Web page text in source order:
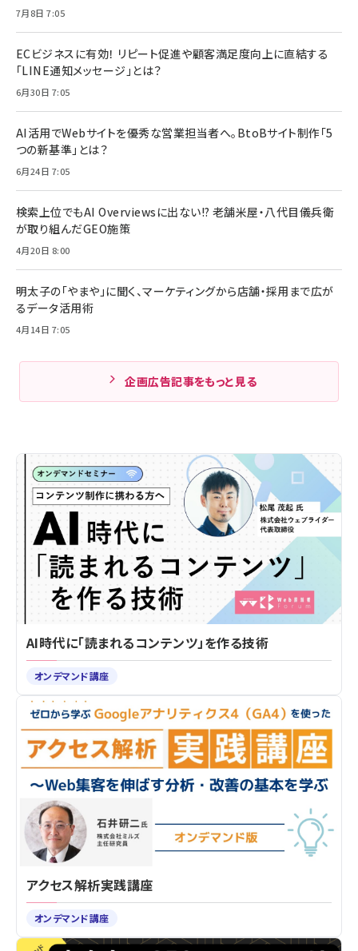
7月8日 7:05
ECビジネスに有効！ リピート促進や顧客満足度向上に直結する
「LINE通知メッセージ」とは？
6月30日 7:05
AI活用でWebサイトを優秀な営業担当者へ。BtoBサイト制作「5
つの新基準」とは？
6月24日 7:05
検索上位でもAI Overviewsに出ない!? 老舗米屋・八代目儀兵衛
が取り組んだGEO施策
4月20日 8:00
明太子の「やまや」に聞く、マーケティングから店舗・採用まで広が
るデータ活用術
4月14日 7:05
企画広告記事をもっと見る
AI時代に「読まれるコンテンツ」を作る技術
オンデマンド講座
アクセス解析実践講座
オンデマンド講座